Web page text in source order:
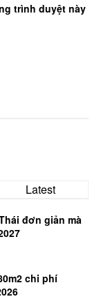
trình duyệt này
Latest
đơn giản mà
chi phí